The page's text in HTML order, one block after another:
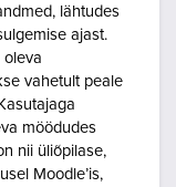
lähtudes
ajast.
oleva
vahetult peale
möödudes
nii üliõpilase,
Moodle’is,